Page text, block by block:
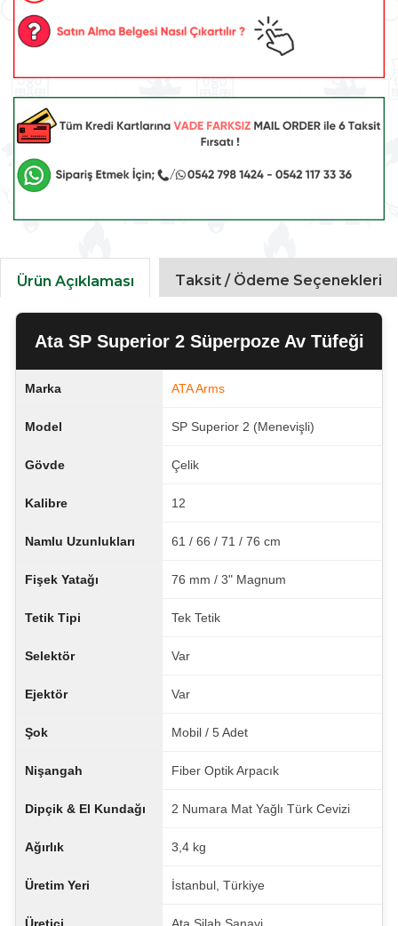
Ürün Açıklaması Taksit / Ödeme Seçenekleri
Ata SP Superior 2 Süperpoze Av Tüfeği
Marka ATA Arms
Model SP Superior 2 (Menevişli)
Gövde Çelik
Kalibre 12
Namlu Uzunlukları 61 / 66 / 71 / 76 cm
Fişek Yatağı 76 mm / 3" Magnum
Tetik Tipi Tek Tetik
Selektör Var
Ejektör Var
Şok Mobil / 5 Adet
Nişangah Fiber Optik Arpacık
Dipçik & El Kundağı 2 Numara Mat Yağlı Türk Cevizi
Ağırlık 3,4 kg
Üretim Yeri İstanbul, Türkiye